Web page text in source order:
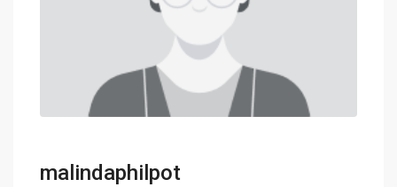
malindaphilpot